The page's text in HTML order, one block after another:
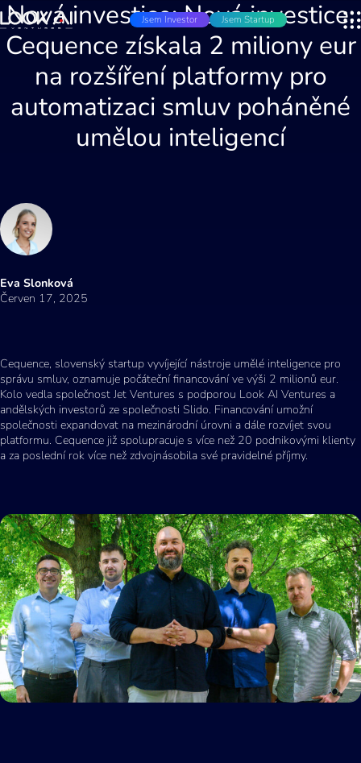
Jsem Investor Jsem Startup
Nová investice: Nová investice:
Cequence získala 2 miliony eur
na rozšíření platformy pro
automatizaci smluv poháněné
umělou inteligencí
Eva Slonková
Červen 17, 2025
Cequence, slovenský startup vyvíjející nástroje umělé inteligence pro
správu smluv, oznamuje počáteční financování ve výši 2 milionů eur.
Kolo vedla společnost Jet Ventures s podporou Look AI Ventures a
andělských investorů ze společnosti Slido. Financování umožní
společnosti expandovat na mezinárodní úrovni a dále rozvíjet svou
platformu. Cequence již spolupracuje s více než 20 podnikovými klienty
a za poslední rok více než zdvojnásobila své pravidelné příjmy.